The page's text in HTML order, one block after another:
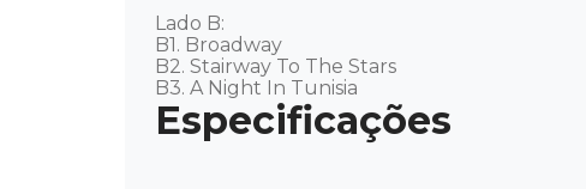
Lado B:
B1. Broadway
B2. Stairway To The Stars
B3. A Night In Tunisia